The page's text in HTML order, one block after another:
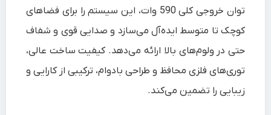
توان خروجی کلی 590 وات، این سیستم را برای فضاهای
کوچک تا متوسط ایده‌آل می‌سازد و صدایی قوی و شفاف
حتی در ولوم‌های بالا ارائه می‌دهد. کیفیت ساخت عالی،
توری‌های فلزی محافظ و طراحی بادوام، ترکیبی از کارایی و
زیبایی را تضمین می‌کند.